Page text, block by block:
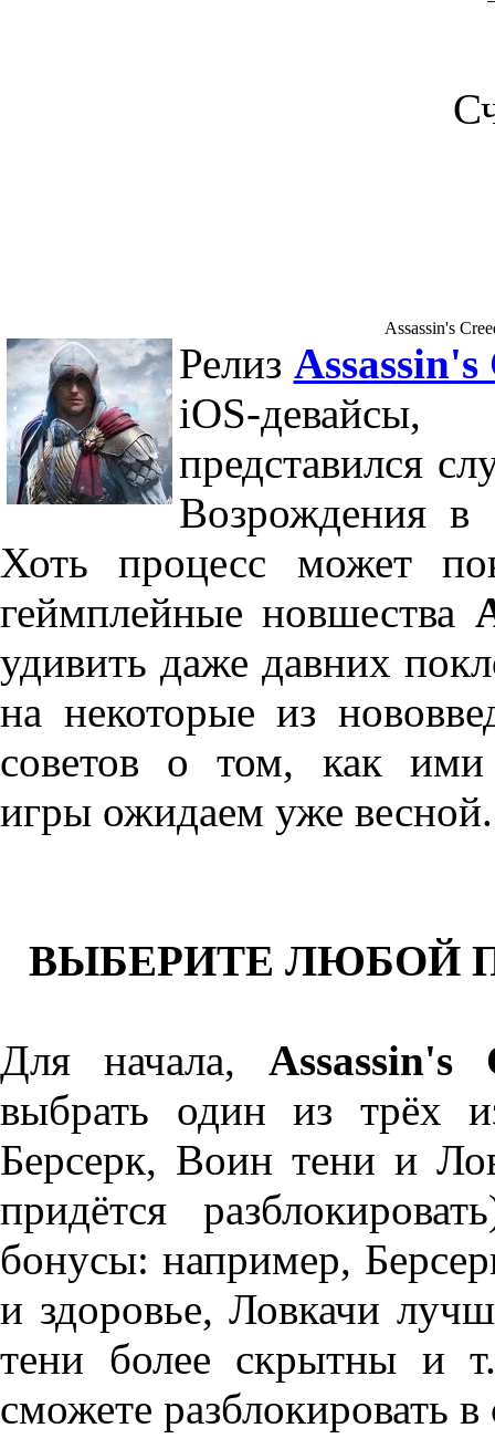
Assassin's
Релиз
iOS-
представился
Возрождения в
Хоть процесс может
геймплейные новшества
удивить даже давних
на некоторые из
советов о том, как ими
игры ожидаем уже
ВЫБЕРИТЕ ЛЮБОЙ
Для начала, Assassin's
выбрать один из трёх
Берсерк, Воин тени и
придётся
бонусы: например,
и здоровье, Ловкачи
тени более скрытны и
сможете разблокировать